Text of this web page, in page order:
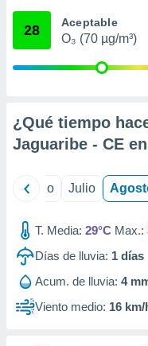
e
publicidad
1199
28 Aceptable
O₃ (70 µg/m³)
¿Qué tiempo
Jaguaribe - CE en
Junio Julio
T. Media: 29°C Max.:
Días de lluvia: 1 días
Acum. de lluvia: 4
Viento medio: 16 km/